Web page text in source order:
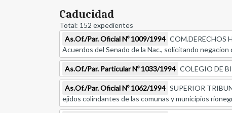
Caducidad
Total: 152 expedientes
As.Of./Par. Oficial Nº 1009/1994 COM.DERECHOS
Acuerdos del Senado de la Nac., solicitando
As.Of./Par. Particular Nº 1033/1994 COLEGIO DE
As.Of./Par. Oficial Nº 1062/1994 SUPERIOR
ejidos colindantes de las comunas y municipios